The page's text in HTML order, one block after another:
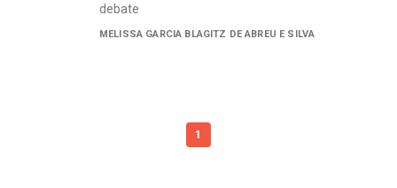
debate
MELISSA GARCIA BLAGITZ DE ABREU E SILVA
1